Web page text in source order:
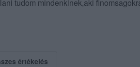
tudom mindenkinek,aki
értékelés